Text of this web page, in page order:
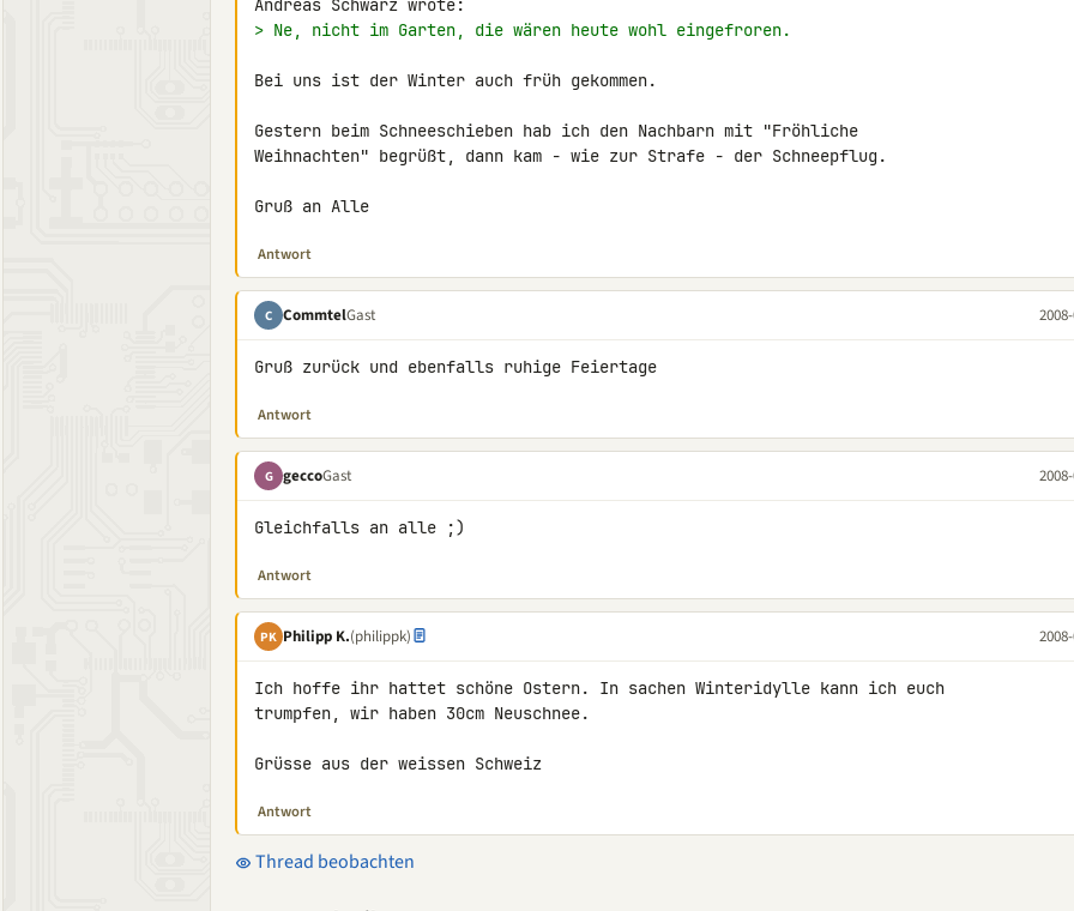
> Ne, nicht im Garten, die wären heute wohl eingefroren.
Bei uns ist der Winter auch früh gekommen.
Gestern beim Schneeschieben hab ich den Nachbarn mit "Fröhliche
Weihnachten" begrüßt, dann kam - wie zur Strafe - der Schneepflug.
Gruß an Alle
Antwort
C CommtelGast
Gruß zurück und ebenfalls ruhige Feiertage
Antwort
G geccoGast
Gleichfalls an alle ;)
Antwort
PK Philipp K.(philippk)
Ich hoffe ihr hattet schöne Ostern. In sachen Winteridylle kann ich euch
trumpfen, wir haben 30cm Neuschnee.
Grüsse aus der weissen Schweiz
Antwort
Thread beobachten